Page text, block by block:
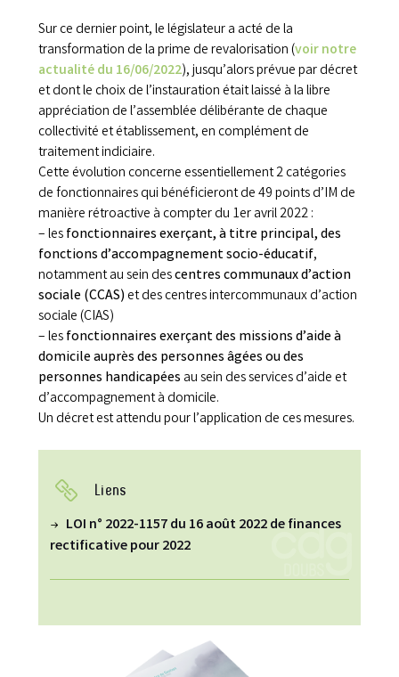
Sur ce dernier point, le législateur a acté de la
transformation de la prime de revalorisation (voir notre
actualité du 16/06/2022), jusqu’alors prévue par décret
et dont le choix de l’instauration était laissé à la libre
appréciation de l’assemblée délibérante de chaque
collectivité et établissement, en complément de
traitement indiciaire.
Cette évolution concerne essentiellement 2 catégories
de fonctionnaires qui bénéficieront de 49 points d’IM de
manière rétroactive à compter du 1er avril 2022 :
– lesfonctionnaires exerçant, à titre principal, des
fonctions d’accompagnement socio-éducatif,
notamment au sein descentres communaux d’action
sociale (CCAS)et des centres intercommunaux d’action
sociale (CIAS)
– lesfonctionnaires exerçant des missions d’aide à
domicile auprès des personnes âgées ou des
personnes handicapées au sein des services d’aide et
d’accompagnement à domicile.
Un décret est attendu pour l’application de ces mesures.
Liens
LOI n° 2022-1157 du 16 août 2022 de finances
rectificative pour 2022